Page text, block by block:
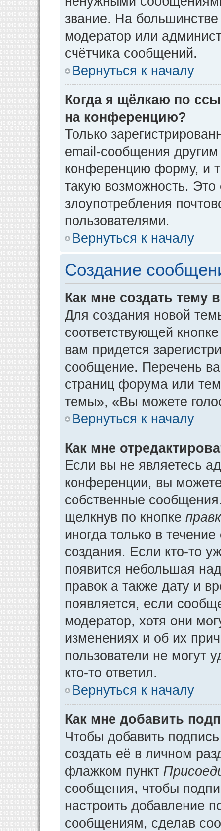
звание. На
модератор или
счётчика сообщений.
Вернуться к началу
Когда я щёлкаю по
на конференцию?
Только
email-сообщения
конференцию форму, и
такую возможность. Это
злоупотребления
пользователями.
Вернуться к началу
Создание
Как мне создать тему
Для создания новой
соответствующей
вам придется
сообщение. Перечень
страниц форума или
темы», «Вы можете
Вернуться к началу
Как мне
Если вы не являетесь
конференции, вы можете
собственные
щелкнув по кнопке
иногда только в
создания. Если кто-то
появится небольшая
правок а также дату и
появляется, если
модератор, хотя они
изменениях и об их
пользователи не могут
кто-то ответил.
Вернуться к началу
Как мне добавить
Чтобы добавить
создать её в личном
флажком пункт
сообщения, чтобы
настроить добавление
сообщениям, сделав